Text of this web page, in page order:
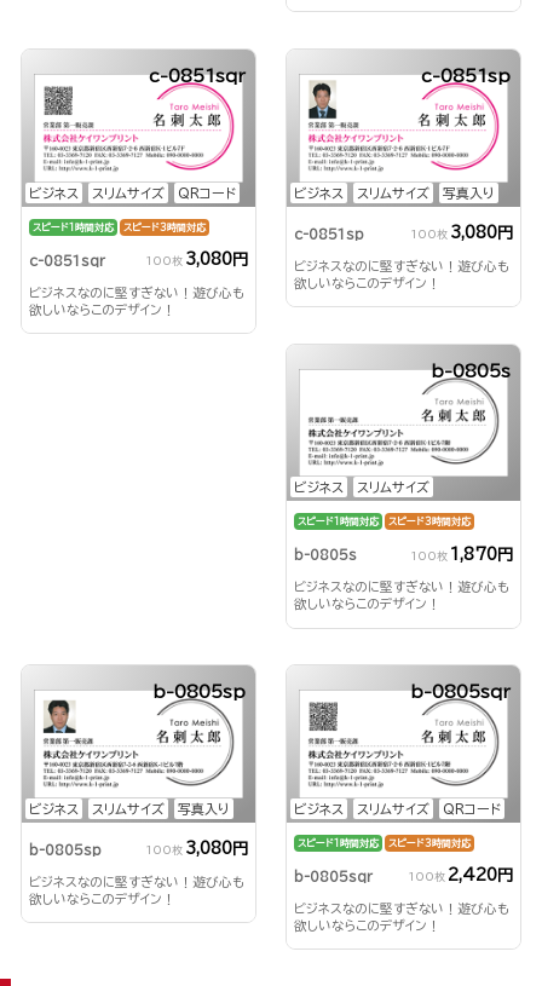
ビジネス スリムサイズ QRコード
c-0851sqr
スピード1時間対応 スピード3時間対応
c-0851sqr 100枚 3,080円
ビジネスなのに堅すぎない！遊び心も
欲しいならこのデザイン！
ビジネス スリムサイズ 写真入り
c-0851sp
c-0851sp 100枚 3,080円
ビジネスなのに堅すぎない！遊び心も
欲しいならこのデザイン！
ビジネス スリムサイズ
b-0805s
スピード1時間対応 スピード3時間対応
b-0805s 100枚 1,870円
ビジネスなのに堅すぎない！遊び心も
欲しいならこのデザイン！
ビジネス スリムサイズ 写真入り
b-0805sp
b-0805sp 100枚 3,080円
ビジネスなのに堅すぎない！遊び心も
欲しいならこのデザイン！
ビジネス スリムサイズ QRコード
b-0805sqr
スピード1時間対応 スピード3時間対応
b-0805sqr 100枚 2,420円
ビジネスなのに堅すぎない！遊び心も
欲しいならこのデザイン！